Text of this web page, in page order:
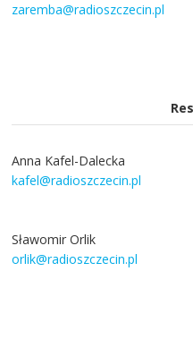
zaremba@radioszczecin.pl
Anna Kafel-Dalecka
kafel@radioszczecin.pl
Sławomir Orlik
orlik@radioszczecin.pl